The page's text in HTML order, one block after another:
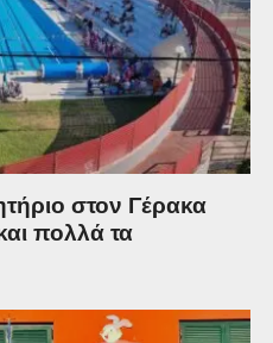
στον Γέρακα
πολλά τα